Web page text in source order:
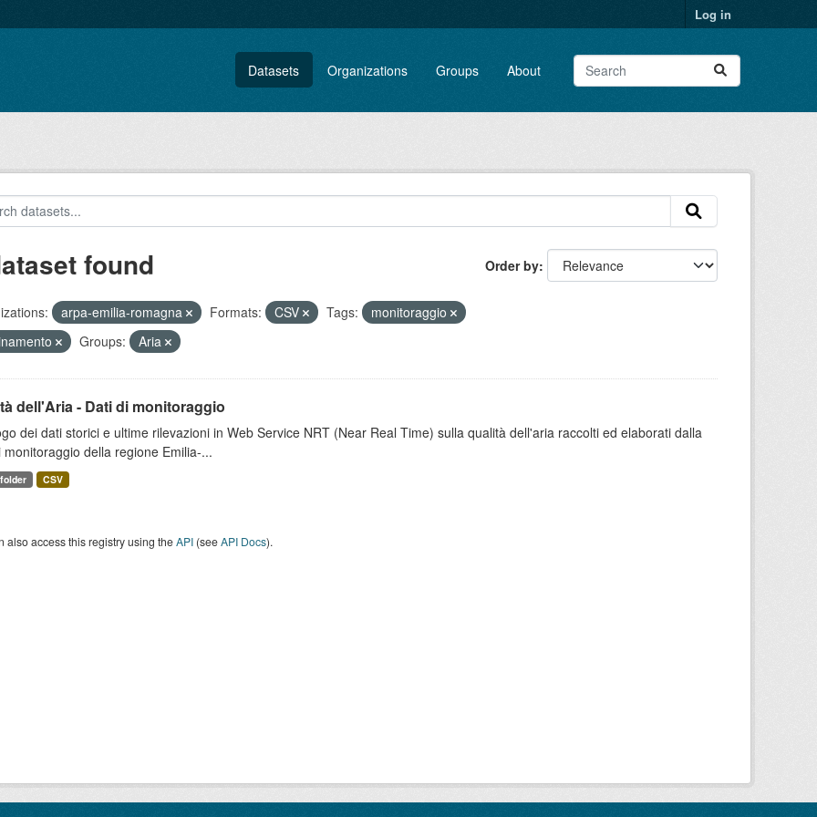
Log in
Datasets Organizations Groups About
Order by
found
arpa-emilia-romagna Formats: CSV Tags:
monitoraggio
Groups: Aria
dell'Aria - Dati di monitoraggio
dei dati storici e ultime rilevazioni in Web Service NRT (Near Real Time) sulla qualità dell'aria raccolti ed elaborati dalla
monitoraggio della regione Emilia-...
CSV
also access this registry using theAPI(seeAPI Docs).